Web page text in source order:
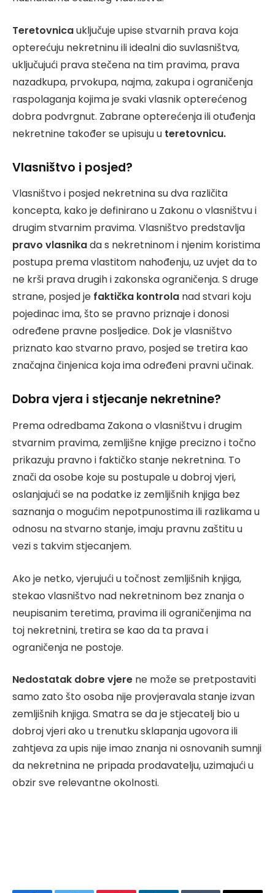
Teretovnicauključuje upise stvarnih prava koja
opterećuju nekretninu ili idealni dio suvlasništva,
uključujući prava stečena na tim pravima, prava
nazadkupa, prvokupa, najma, zakupa i ograničenja
raspolaganja kojima je svaki vlasnik opterećenog
dobra podvrgnut. Zabrane opterećenja ili otuđenja
nekretnine također se upisuju u teretovnicu.
Vlasništvo i posjed?
Vlasništvo i posjed nekretnina su dva različita
koncepta, kako je definirano u Zakonu o vlasništvu i
drugim stvarnim pravima. Vlasništvo predstavlja
pravo vlasnikada s nekretninom i njenim koristima
postupa prema vlastitom nahođenju, uz uvjet da to
ne krši prava drugih i zakonska ograničenja. S druge
strane, posjed je faktička kontrola nad stvari koju
pojedinac ima, što se pravno priznaje i donosi
određene pravne posljedice. Dok je vlasništvo
priznato kao stvarno pravo, posjed se tretira kao
značajna činjenica koja ima određeni pravni učinak.
Dobra vjera i stjecanje nekretnine?
Prema odredbama Zakona o vlasništvu i drugim
stvarnim pravima, zemljišne knjige precizno i točno
prikazuju pravno i faktičko stanje nekretnina. To
znači da osobe koje su postupale u dobroj vjeri,
oslanjajući se na podatke iz zemljišnih knjiga bez
saznanja o mogućim nepotpunostima ili razlikama u
odnosu na stvarno stanje, imaju pravnu zaštitu u
vezi s takvim stjecanjem.
Ako je netko, vjerujući u točnost zemljišnih knjiga,
stekao vlasništvo nad nekretninom bez znanja o
neupisanim teretima, pravima ili ograničenjima na
toj nekretnini, tretira se kao da ta prava i
ograničenja ne postoje.
Nedostatak dobre vjere ne može se pretpostaviti
samo zato što osoba nije provjeravala stanje izvan
zemljišnih knjiga. Smatra se da je stjecatelj bio u
dobroj vjeri ako u trenutku sklapanja ugovora ili
zahtjeva za upis nije imao znanja ni osnovanih sumnji
da nekretnina ne pripada prodavatelju, uzimajući u
obzir sve relevantne okolnosti.